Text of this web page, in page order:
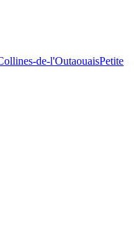
de-l'OutaouaisPetite